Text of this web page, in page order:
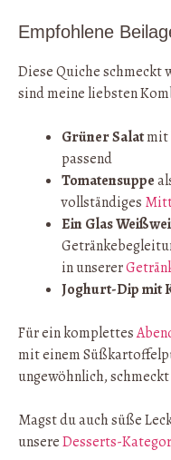
Empfohlene
Diese Quiche schmeckt
sind meine liebsten
Grüner Salatmit
passend
Tomatensuppe
vollständiges
Ein Glas
in unserer
Joghurt-Dip mit
Für ein komplettes
mit einem
ungewöhnlich,
Magst du auch süße
unsereDesserts-